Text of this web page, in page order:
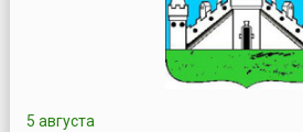
5 августа